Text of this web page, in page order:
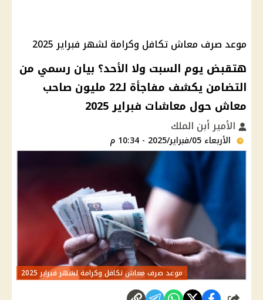
موعد صرف معاش تكافل وكرامة لشهر فبراير 2025
هتقبض يوم السبت ولا الأحد؟ بيان رسمي من
التضامن يكشف مفاجأة لـ22 مليون صاحب
معاش حول معاشات فبراير 2025
الأمير أبن الملك
الأربعاء 05/فبراير/2025 - 10:34 م
موعد صرف معاش تكافل وكرامة لشهر فبراير 2025